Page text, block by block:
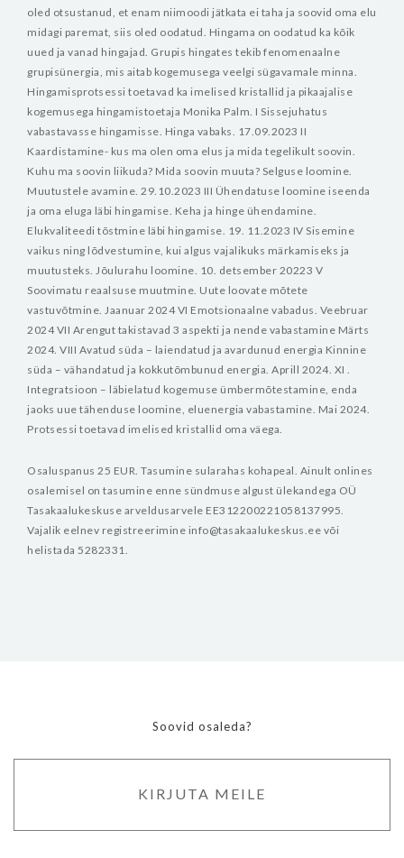
oled otsustanud, et enam niimoodi jätkata ei taha ja soovid oma elu
midagi paremat, siis oled oodatud. Hingama on oodatud ka kõik
uued ja vanad hingajad. Grupis hingates tekib fenomenaalne
grupisünergia, mis aitab kogemusega veelgi sügavamale minna.
Hingamisprotsessi toetavad ka imelised kristallid ja pikaajalise
kogemusega hingamistoetaja Monika Palm. I Sissejuhatus
vabastavasse hingamisse. Hinga vabaks. 17.09.2023 II
Kaardistamine- kus ma olen oma elus ja mida tegelikult soovin.
Kuhu ma soovin liikuda? Mida soovin muuta? Selguse loomine.
Muutustele avamine. 29.10.2023 III Ühendatuse loomine iseenda
ja oma eluga läbi hingamise. Keha ja hinge ühendamine.
Elukvaliteedi tõstmine läbi hingamise. 19. 11.2023 IV Sisemine
vaikus ning lõdvestumine, kui algus vajalikuks märkamiseks ja
muutusteks. Jõulurahu loomine. 10. detsember 20223 V
Soovimatu reaalsuse muutmine. Uute loovate mõtete
vastuvõtmine. Jaanuar 2024VI Emotsionaalne vabadus. Veebruar
2024VII Arengut takistavad 3 aspekti ja nende vabastamine Märts
2024. VIII Avatud süda – laiendatud ja avardunud energia Kinnine
süda – vähandatud ja kokkutõmbunud energia. Aprill 2024. XI .
Integratsioon – läbielatud kogemuse ümbermõtestamine, enda
jaoks uue tähenduse loomine, eluenergia vabastamine. Mai 2024.
Protsessi toetavad imelised kristallid oma väega.
Osaluspanus 25 EUR. Tasumine sularahas kohapeal. Ainult onlines
osalemisel on tasumine enne sündmuse algust ülekandega OÜ
Tasakaalukeskuse arveldusarvele EE312200221058137995.
Vajalik eelnev registreerimine info@tasakaalukeskus.ee või
helistada 5282331.
Soovid osaleda?
KIRJUTA MEILE